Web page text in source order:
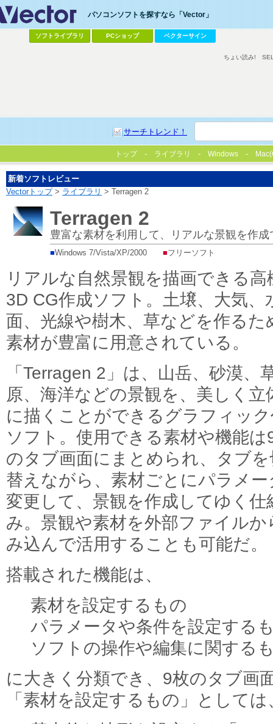
パソコンソフトを探すなら「Vector」
ソフトライブラリ PCショップ ベクターサイン
サーチトレンド！
ちょい読み!
トップ ライブラリ Windows
新着ソフトレビュー
Vectorトップ> ライブラリ > Terragen 2
Terragen 2
豊富な素材を利用して、リアルな景観を作
■Windows 7/Vista/XP/2000 ■フリーソフト
リアルな自然景観を描画できる高
3D CG作成ソフト。土壌、大気、
面、光線や樹木、草などを作るた
素材が豊富に用意されている。
「Terragen 2」は、山岳、砂漠、
原、海洋などの景観を、美しく立
に描くことができるグラフィッ
ソフト。使用できる素材や機能は
のタブ画面にまとめられ、タブ
替えながら、素材ごとにパラメー
変更して、景観を作成してゆく仕
み。景観や素材を外部ファイルか
み込んで活用することも可能だ。
搭載された機能は、
素材を設定するもの
パラメータや条件を設定する
ソフトの操作や編集に関する
に大きく分類でき、9枚のタブ画
「素材を設定するもの」としては